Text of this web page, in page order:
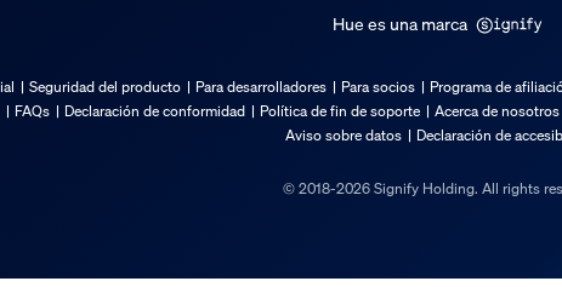
de la luz
Hue es una marca
Seguridad del producto Para desarrolladores Para socios Programa de
FAQs Declaración de conformidad Política de fin de soporte Acerca de nosotros
Aviso sobre datos
Declaración de
© 2018-2026 Signify Holding. All rights